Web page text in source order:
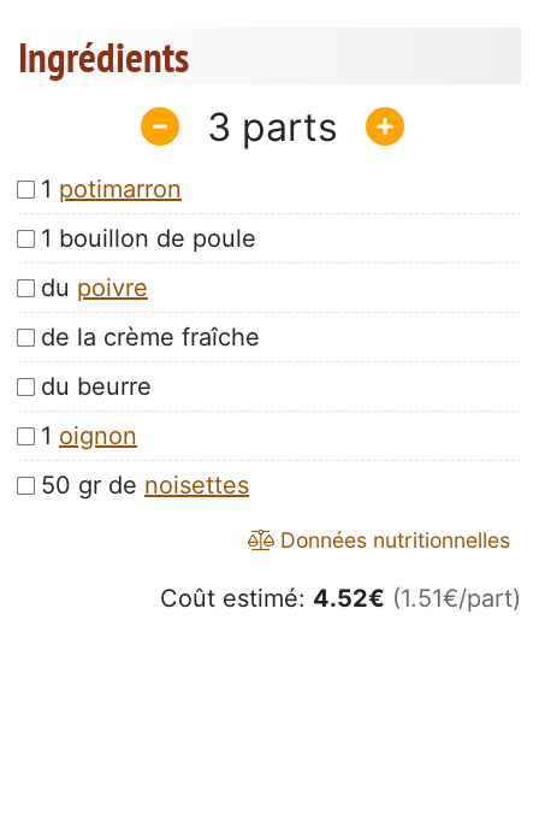
Ingrédients
3
1 potimarron
1 bouillon de poule
du poivre
de la crème fraîche
du beurre
1 oignon
50 gr de noisettes
Données nutritionnelles
Coût estimé: 4.52€ (1.51€/part)